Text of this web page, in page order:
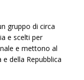
gruppo di circa
e scelti per
e mettono al
della Repubblica